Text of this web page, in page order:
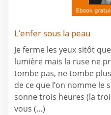
L’enfer sous la peau
Je ferme les yeux sitôt
lumière mais la ruse ne
tombe pas, ne tombe
de ce que l’on nomme le
sonne trois heures (la
vous (…)